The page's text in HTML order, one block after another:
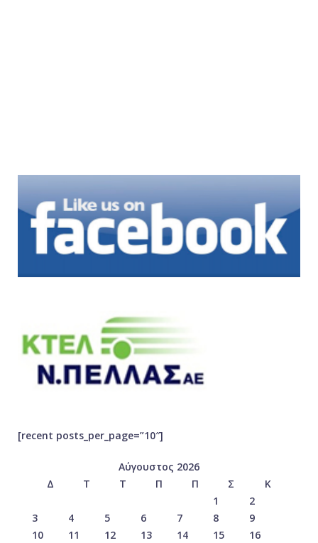
[recent posts_per_page=”10″]
Αύγουστος 2026
Δ
Τ Τ Π Π Σ
Κ
1
2
3
4 5 6 7 8
9
10
11 12 13 14 15
16